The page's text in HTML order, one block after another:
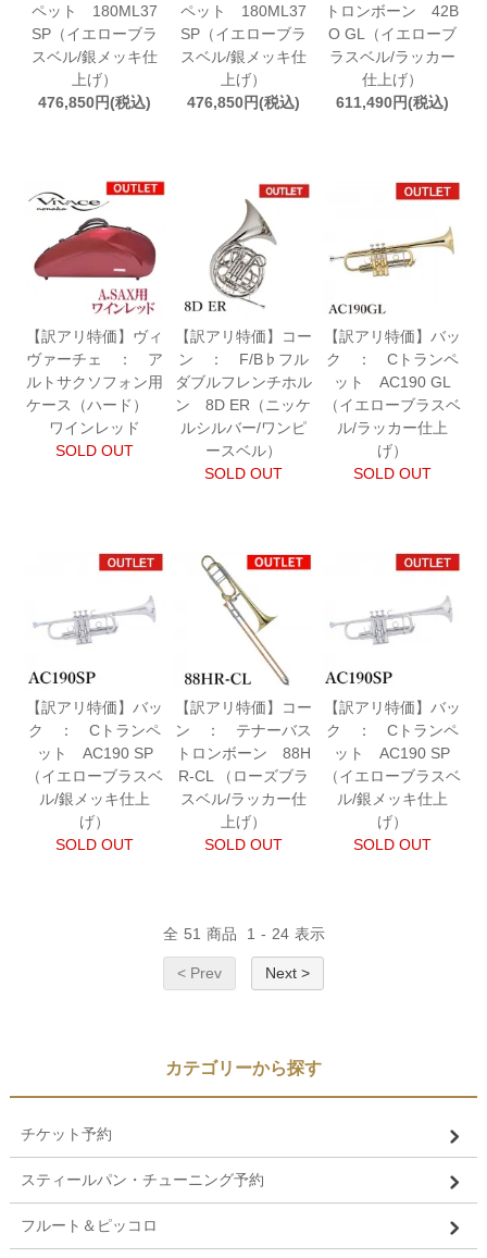
ペット 180ML37
SP（イエローブラ
スベル/銀メッキ仕
上げ）
476,850円(税込)
ペット 180ML37
SP（イエローブラ
スベル/銀メッキ仕
上げ）
476,850円(税込)
トロンボーン 42B
O GL（イエローブ
ラスベル/ラッカー
仕上げ）
611,490円(税込)
【訳アリ特価】ヴィ
ヴァーチェ ： ア
ルトサクソフォン用
ケース（ハード）
ワインレッド
SOLD OUT
【訳アリ特価】コー
ン ： F/B♭フル
ダブルフレンチホル
ン 8D ER（ニッケ
ルシルバー/ワンピ
ースベル）
SOLD OUT
【訳アリ特価】バッ
ク ： Cトランペ
ット AC190 GL
（イエローブラスベ
ル/ラッカー仕上
げ）
SOLD OUT
【訳アリ特価】バッ
ク ： Cトランペ
ット AC190 SP
（イエローブラスベ
ル/銀メッキ仕上
げ）
SOLD OUT
【訳アリ特価】コー
ン ： テナーバス
トロンボーン 88H
R-CL （ローズブラ
スベル/ラッカー仕
上げ）
SOLD OUT
【訳アリ特価】バッ
ク ： Cトランペ
ット AC190 SP
（イエローブラスベ
ル/銀メッキ仕上
げ）
SOLD OUT
全 51 商品 1 - 24 表示
< Prev Next >
カテゴリーから探す
チケット予約
スティールパン・チューニング予約
フルート＆ピッコロ